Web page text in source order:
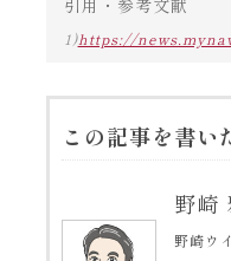
引用・参考文献
1)https://
この記事を書い
野崎
野崎ウ